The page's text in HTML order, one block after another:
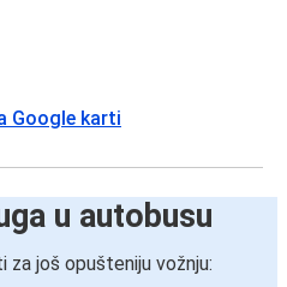
Google karti
u autobusu
još opušteniju vožnju: